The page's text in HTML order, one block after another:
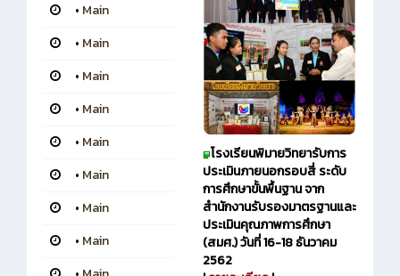
• Main
• Main
• Main
• Main
• Main
• Main
• Main
• Main
โรงเรียนพิมายวิทยารับการ
ประเมินภายนอกรอบสี่ ระดับ
การศึกษาขั้นพื้นฐาน จาก
สำนักงานรับรองมาตรฐานและ
ประเมินคุณภาพการศึกษา
(สมศ.) วันที่ 16-18 ธันวาคม
2562